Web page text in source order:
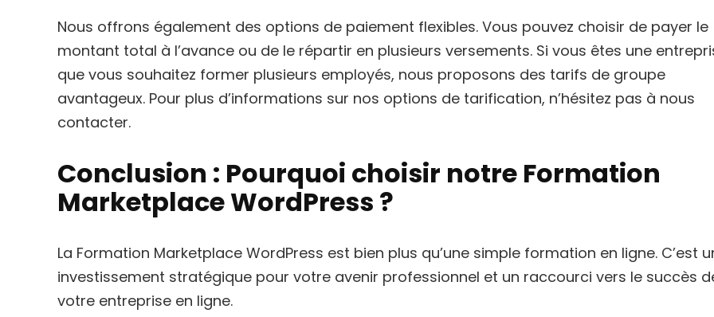
Nous offrons également des options de paiement flexibles. Vous pouvez choisir de payer le
montant total à l’avance ou de le répartir en plusieurs versements. Si vous êtes une
que vous souhaitez former plusieurs employés, nous proposons des tarifs de groupe
avantageux. Pour plus d’informations sur nos options de tarification, n’hésitez pas à nous
contacter.
Conclusion : Pourquoi choisir notre Formation
Marketplace WordPress ?
La Formation Marketplace WordPress est bien plus qu’une simple formation en ligne. C’est
investissement stratégique pour votre avenir professionnel et un raccourci vers le succès
votre entreprise en ligne.